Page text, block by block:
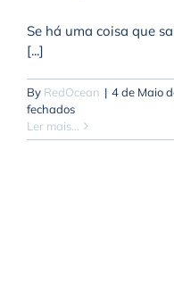
Se há uma coisa que
[...]
By RedOcean | 4 de Maio
fechadosem
Não,
o
Ler mais...